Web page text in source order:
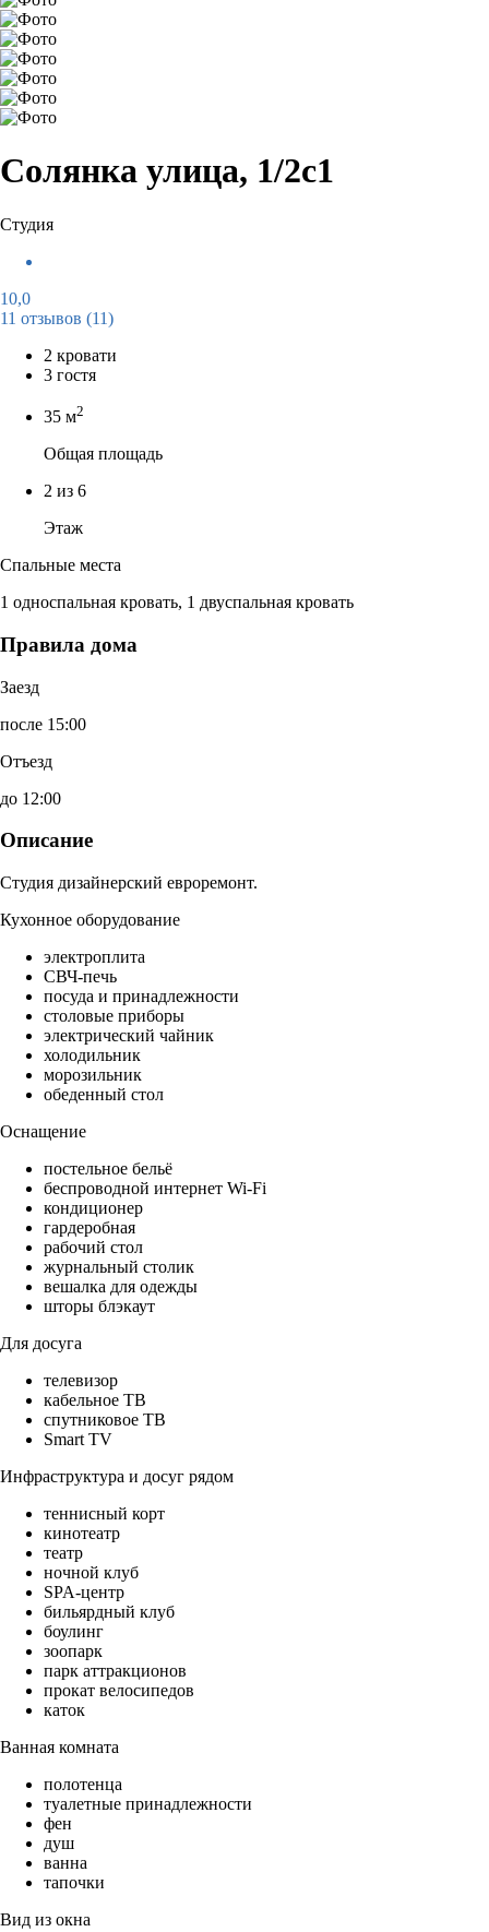
Солянка улица, 1/2с1
Студия
10,0
11 отзывов (11)
2 кровати
3 гостя
35 м2
Общая площадь
2 из 6
Этаж
Спальные места
1 односпальная кровать, 1 двуспальная кровать
Правила дома
Заезд
после 15:00
Отъезд
до 12:00
Описание
Студия дизайнерский евроремонт.
Кухонное оборудование
электроплита
СВЧ-печь
посуда и принадлежности
столовые приборы
электрический чайник
холодильник
морозильник
обеденный стол
Оснащение
постельное бельё
беспроводной интернет Wi-Fi
кондиционер
гардеробная
рабочий стол
журнальный столик
вешалка для одежды
шторы блэкаут
Для досуга
телевизор
кабельное ТВ
спутниковое ТВ
Smart TV
Инфраструктура и досуг рядом
теннисный корт
кинотеатр
театр
ночной клуб
SPA-центр
бильярдный клуб
боулинг
зоопарк
парк аттракционов
прокат велосипедов
каток
Ванная комната
полотенца
туалетные принадлежности
фен
душ
ванна
тапочки
Вид из окна